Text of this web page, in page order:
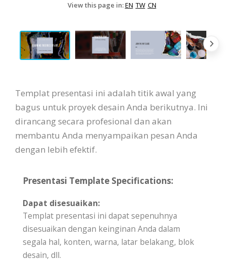
View this page in:EN TW CN
Templat presentasi ini adalah titik awal yang
bagus untuk proyek desain Anda berikutnya. Ini
dirancang secara profesional dan akan
membantu Anda menyampaikan pesan Anda
dengan lebih efektif.
Presentasi Template Specifications:
Dapat disesuaikan:
Templat presentasi ini dapat sepenuhnya
disesuaikan dengan keinginan Anda dalam
segala hal, konten, warna, latar belakang, blok
desain, dll.